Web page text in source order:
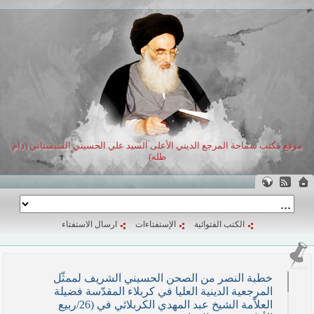
موقع مكتب سماحة المرجع الديني الأعلى السيد علي الحسيني السيستاني (دام
ظله)
الكتب الفتوائية الإستفتاءات ارسال الاستفتاء
خطبة النصر من الصحن الحسيني الشريف لممثّل
المرجعية الدينية العليا في كربلاء المقدّسة فضيلة
العلاّمة الشيخ عبد المهدي الكربلائي في (26/ربيع